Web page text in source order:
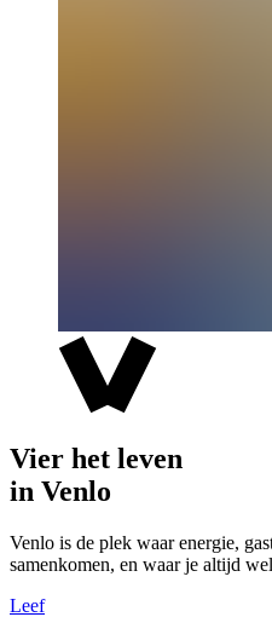
Vier het leven
in Venlo
Venlo is de plek waar energie,
samenkomen, en waar je altijd
Leef